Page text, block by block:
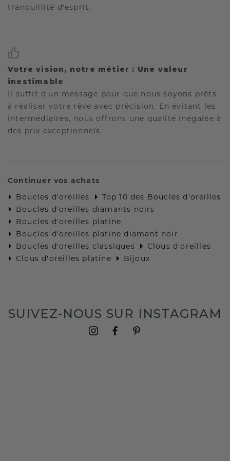
tranquillité d'esprit.
Votre vision, notre métier : Une valeur
inestimable
Il suffit d'un message pour que nous soyons prêts
à réaliser votre rêve avec précision. En évitant les
intermédiaires, nous offrons une qualité inégalée à
des prix exceptionnels.
Continuer vos achats
Boucles d'oreilles
Top 10 des Boucles d'oreilles
Boucles d'oreilles diamants noirs
Boucles d'oreilles platine
Boucles d'oreilles platine diamant noir
Boucles d'oreilles classiques
Clous d'oreilles
Clous d'oreilles platine
Bijoux
SUIVEZ-NOUS SUR INSTAGRAM